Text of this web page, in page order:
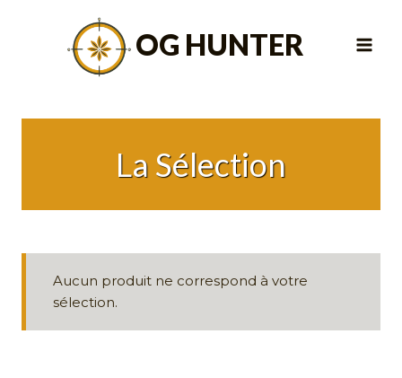
OG HUNTER
La Sélection
Aucun produit ne correspond à votre
sélection.